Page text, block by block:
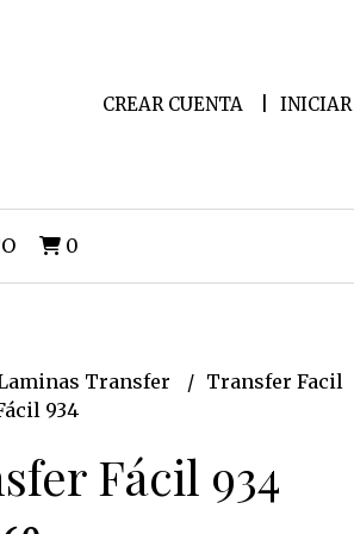
CREAR CUENTA INICIAR
0
Transfer
Transfer Facil
934
Fácil 934